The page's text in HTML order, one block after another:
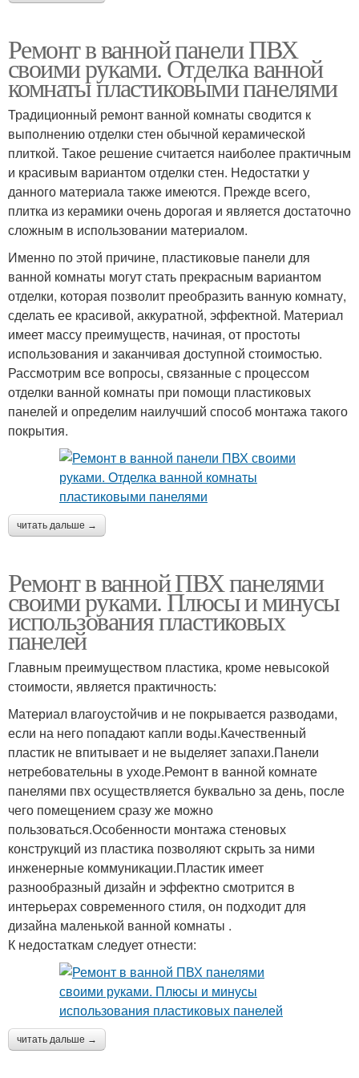
Ремонт в ванной панели ПВХ
своими руками. Отделка ванной
комнаты пластиковыми панелями
Традиционный ремонт ванной комнаты сводится к
выполнению отделки стен обычной керамической
плиткой. Такое решение считается наиболее практичным
и красивым вариантом отделки стен. Недостатки у
данного материала также имеются. Прежде всего,
плитка из керамики очень дорогая и является достаточно
сложным в использовании материалом.
Именно по этой причине, пластиковые панели для
ванной комнаты могут стать прекрасным вариантом
отделки, которая позволит преобразить ванную комнату,
сделать ее красивой, аккуратной, эффектной. Материал
имеет массу преимуществ, начиная, от простоты
использования и заканчивая доступной стоимостью.
Рассмотрим все вопросы, связанные с процессом
отделки ванной комнаты при помощи пластиковых
панелей и определим наилучший способ монтажа такого
покрытия.
читать дальше →
Ремонт в ванной ПВХ панелями
своими руками. Плюсы и минусы
использования пластиковых
панелей
Главным преимуществом пластика, кроме невысокой
стоимости, является практичность:
Материал влагоустойчив и не покрывается разводами,
если на него попадают капли воды.Качественный
пластик не впитывает и не выделяет запахи.Панели
нетребовательны в уходе.Ремонт в ванной комнате
панелями пвх осуществляется буквально за день, после
чего помещением сразу же можно
пользоваться.Особенности монтажа стеновых
конструкций из пластика позволяют скрыть за ними
инженерные коммуникации.Пластик имеет
разнообразный дизайн и эффектно смотрится в
интерьерах современного стиля, он подходит для
дизайна маленькой ванной комнаты .
К недостаткам следует отнести:
читать дальше →